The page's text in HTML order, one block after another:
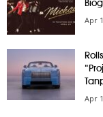
Apr
Apr